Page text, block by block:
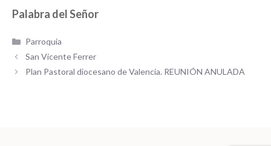
Palabra del Señor
Categorías
Parroquia
San Vicente Ferrer
Plan Pastoral diocesano de Valencia. REUNIÓN ANULADA